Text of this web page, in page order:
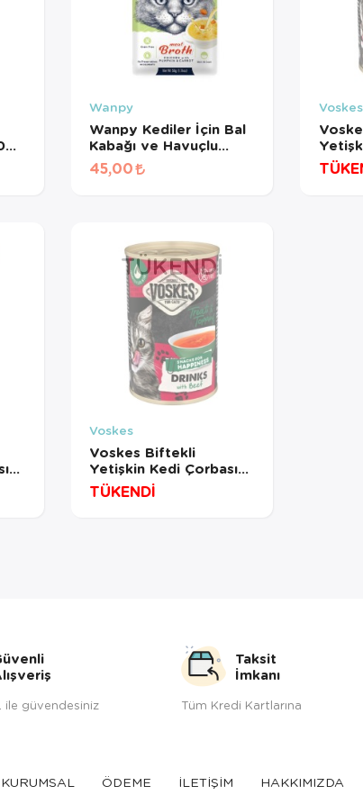
Wanpy
Wanpy Kediler İçin Bal
Kabağı ve Havuçlu
Tavuk Eti Çorbası 50
Gr
45,00
Voskes
135 Ml
TÜKENDI
Voskes
Voskes Biftekli
Yetişkin Kedi Çorbası
135 Ml
TÜKENDİ
ile güvendesiniz
Taksit
İmkanı
Tüm Kredi Kartlarına
KURUMSAL ÖDEME İLETİŞİM HAKKIMIZDA